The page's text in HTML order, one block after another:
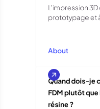
L'impression 3D
prototypage et
About
Quand dois-je
FDM plutôt
résine ?